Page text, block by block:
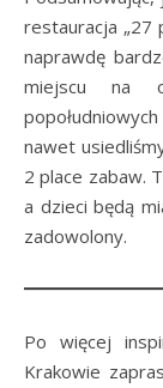
restauracja „27
naprawdę
miejscu na
nawet
2 place zabaw.
a dzieci będą
zadowolony.
Po więcej
Krakowie